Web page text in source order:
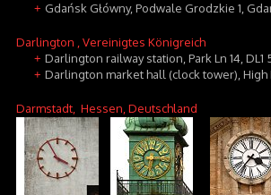
+ Gdańsk Główny, Podwale Grodzkie 1,
Darlington , Vereinigtes Königreich
+ Darlington railway station, Park Ln 14, DL1
+ Darlington market hall (clock tower), High
Darmstadt , Hessen, Deutschland